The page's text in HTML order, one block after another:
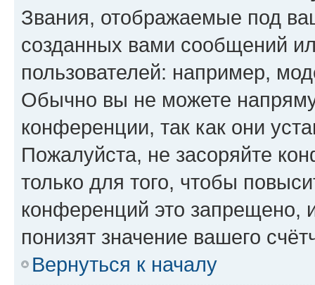
Звания, отображаемые под
созданных вами сообщений
пользователей: например,
Обычно вы не можете
конференции, так как они
Пожалуйста, не засоряйте
только для того, чтобы
конференций это запрещено,
понизят значение вашего
Вернуться к началу